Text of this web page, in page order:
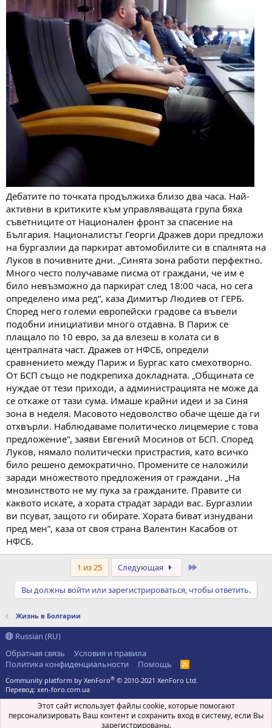
Дебатите по точката продължиха близо два часа. Най-
активни в критиките към управляващата група бяха
съветниците от Национален фронт за спасение на
България. Националистът Георги Дражев дори предложи
на бургазлии да паркират автомобилите си в спалнята на
Луков в почивните дни. „Синята зона работи перфектно.
Много често получаваме писма от граждани, че им е
било невъзможно да паркират след 18:00 часа, но сега
определено има ред“, каза Димитър Людиев от ГЕРБ.
Според него големи европейски градове са въвели
подобни инициативи много отдавна. В Париж се
плащало по 10 евро, за да влезеш в колата си в
централната част. Дражев от НФСБ, определи
сравнението между Париж и Бургас като смехотворно.
От БСП също не подкрепиха докладната. „Общината се
нуждае от тези приходи, а администрацията не може да
се откаже от тази сума. Имаше крайни идеи и за Синя
зона в неделя. Масовото недоволство обаче щеше да ги
отхвърли. Наблюдаваме политическо лицемерие с това
предложение“, заяви Евгений Мосинов от БСП. Според
Луков, нямало политически пристрастия, като всичко
било решено демократично. Промените се наложили
заради множеството предложения от граждани. „На
мнозинството не му пука за гражданите. Правите си
каквото искате, а хората страдат заради вас. Бургазлии
ви псуват, защото ги обирате. Хората биват изнудвани
пред мен”, каза от своя страна Валентин Касабов от
НФСБ.
1 из 25 Следующая
Вы должны войти или зарегистрироваться, чтобы ответить.
Жизнь в Болгарии
Russian (RU)
Обратная связь
Условия и правила
Политика конфиденциальности
Помощь
R
S
Community platform by XenForo® © 2010-2021 XenForo Ltd.
Перевод: xen-foro.com.ua
Этот сайт использует файлы cookie, которые помогают
персонализировать Ваш контент и сохранить вход в систему, если Вы
зарегистрированы.